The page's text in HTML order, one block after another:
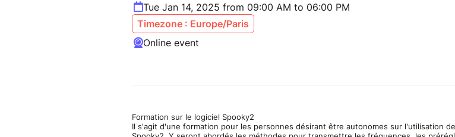
Tue Jan 14, 2025 from 09:00 AM to 06:00 PM
Timezone : Europe/Paris
Online event
Formation sur le logiciel Spooky2
Il s'agit d'une formation pour les personnes désirant être autonomes sur l'utilisation de